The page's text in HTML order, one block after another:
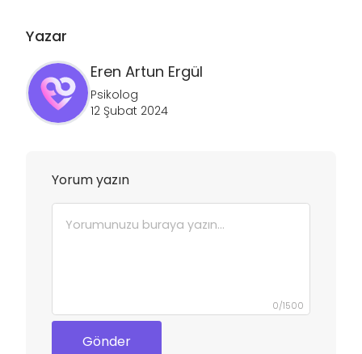
Yazar
Eren Artun Ergül
Psikolog
12 Şubat 2024
Yorum yazın
0/1500
Gönder